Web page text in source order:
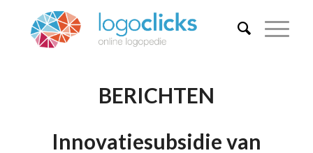
BERICHTEN
Innovatiesubsidie van